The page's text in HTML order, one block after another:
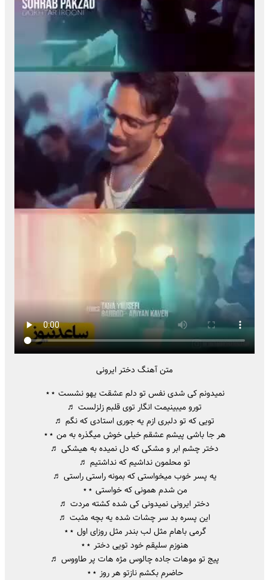
متن آهنگ دختر ایرونی
نمیدونم کی شدی نفس تو دلم عشقت یهو نشست ⋆⋆
تورو میبینیمت انگار توی قلبم زلزلست ♬
تویی که تو دلبری ازم یه جوری استادی که نگم ♬
هر جا باشی پیشم عشقم خیلی خوش میگذره به من ⋆⋆
دختر چشم ابر و مشکی که دل نمیده به هیشکی ♬
تو محلمون نداشیم که نداشتیم ♬
یه پسر خوب میخواستی که بمونه راستی راستی ♬
من شدم همونی که خواستی ⋆⋆
دختر ایرونی نمیدونی کی شده کشته مردت ♬
این پسره بد سر چشات شده یه بچه مثبت ♬
گرمی باهام مثل لب بندر مثل روزای اول ⋆⋆
هنوزم سلیقم خود تویی دختر ⋆⋆
پیج تو موهات جاده چالوس مژه هات پر طاووس ♬
حاضرم بکشم نازتو هر روز ⋆⋆